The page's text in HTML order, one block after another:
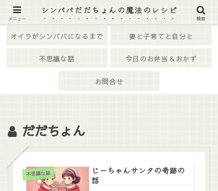
ホーム はじめての方へ
オイラがシンパパになるまで 妻と子育てと自分と
不思議な話 今日のお弁当＆おかず
お問合せ
だだちょん
不思議な話
じーちゃんサンタの奇跡の
話
メニュー
シンパパだだちょんの魔法のレシピ
検索